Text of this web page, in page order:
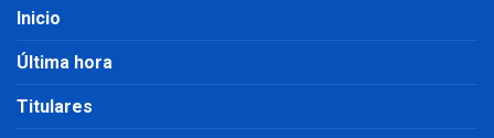
Inicio
Última hora
Titulares